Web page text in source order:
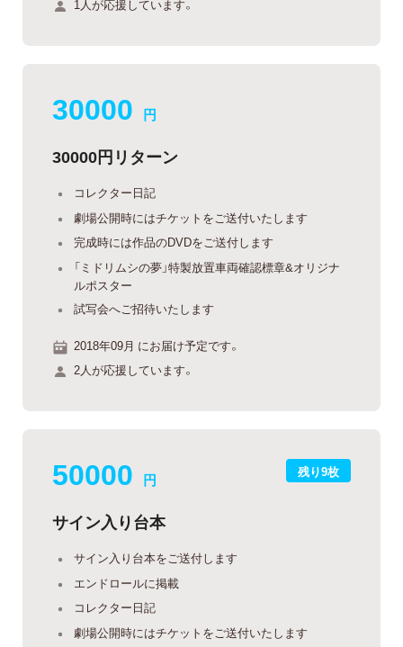
1人が応援しています。
30000 円
30000円リターン
コレクター日記
劇場公開時にはチケットをご送付いたします
完成時には作品のDVDをご送付します
「ミドリムシの夢」特製放置車両確認標章&オリジナ
ルポスター
試写会へご招待いたします
2018年09月 にお届け予定です。
2人が応援しています。
残り9枚
50000 円
サイン入り台本
サイン入り台本をご送付します
エンドロールに掲載
コレクター日記
劇場公開時にはチケットをご送付いたします